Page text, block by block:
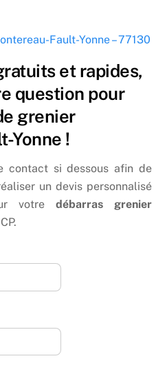
Fault-Yonne – 77130
et rapides,
question pour
grenier
Yonne !
contact si dessous afin de
un devis personnalisé
votre débarras grenier
CP.